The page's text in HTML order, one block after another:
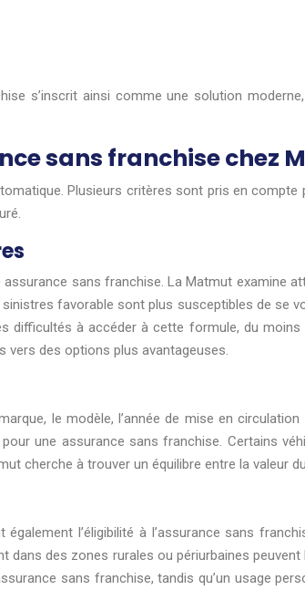
s’inscrit ainsi comme une solution
sans franchise chez
Plusieurs critères sont pris en
sans franchise. La Matmut examine
favorable sont plus susceptibles de se
difficultés à accéder à cette formule, du
des options plus avantageuses.
le modèle, l’année de mise en
une assurance sans franchise. Certains
cherche à trouver un équilibre entre la valeur
l’éligibilité à l’assurance sans
dans des zones rurales ou périurbaines
sans franchise, tandis qu’un usage